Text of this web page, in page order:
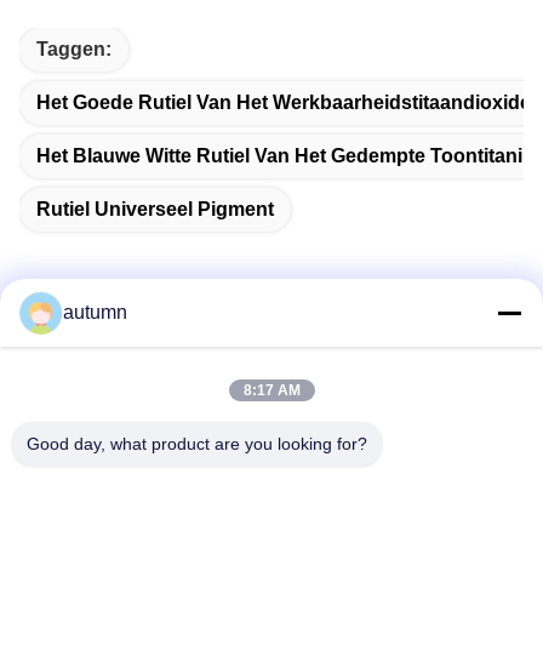
Taggen:
Het Goede Rutiel Van Het Werkbaarheidstitaandioxide
Het Blauwe Witte Rutiel Van Het Gedempte
Rutiel Universeel Pigment
1st Verdieping, No.40, No.69, de Middenstraat van
autumn
8:17 AM
Good day, what product are you looking for?